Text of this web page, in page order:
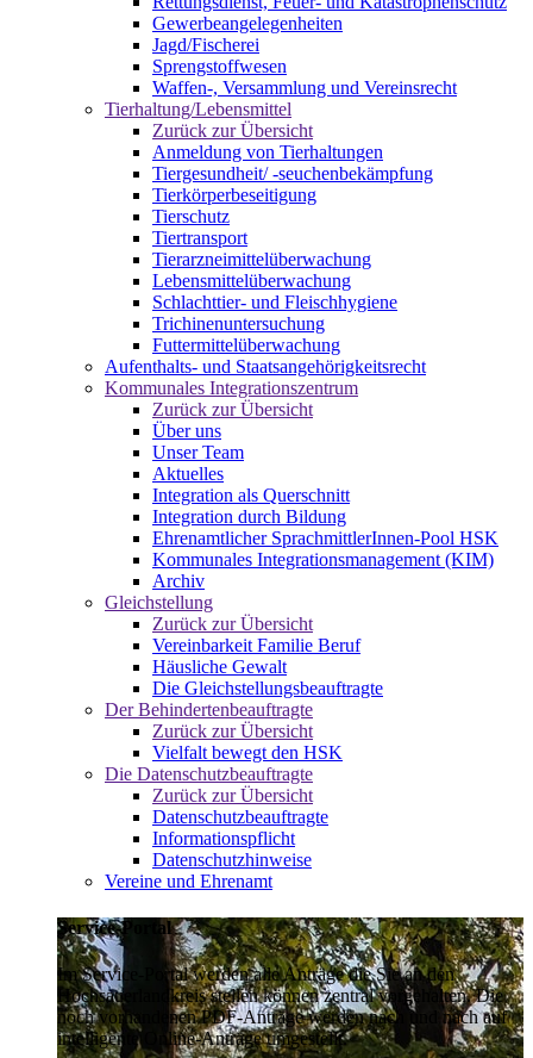
Gewerbeangelegenheiten
Jagd/Fischerei
Sprengstoffwesen
Waffen-, Versammlung und Vereinsrecht
Tierhaltung/Lebensmittel
Zurück zur Übersicht
Anmeldung von Tierhaltungen
Tiergesundheit/ -seuchenbekämpfung
Tierkörperbeseitigung
Tierschutz
Tiertransport
Tierarzneimittelüberwachung
Lebensmittelüberwachung
Schlachttier- und Fleischhygiene
Trichinenuntersuchung
Futtermittelüberwachung
Aufenthalts- und Staatsangehörigkeitsrecht
Kommunales Integrationszentrum
Zurück zur Übersicht
Über uns
Unser Team
Aktuelles
Integration als Querschnitt
Integration durch Bildung
Ehrenamtlicher SprachmittlerInnen-Pool HSK
Kommunales Integrationsmanagement (KIM)
Archiv
Gleichstellung
Zurück zur Übersicht
Vereinbarkeit Familie Beruf
Häusliche Gewalt
Die Gleichstellungsbeauftragte
Der Behindertenbeauftragte
Zurück zur Übersicht
Vielfalt bewegt den HSK
Die Datenschutzbeauftragte
Zurück zur Übersicht
Datenschutzbeauftragte
Informationspflicht
Datenschutzhinweise
Vereine und Ehrenamt
Service-Portal
Im Service-Portal werden alle Anträge die Sie an den
Hochsauerlandkreis stellen können zentral vorgehalten. Die
noch vorhandenen PDF-Anträge werden nach und nach auf
intelligente Online-Anträge umgestellt.